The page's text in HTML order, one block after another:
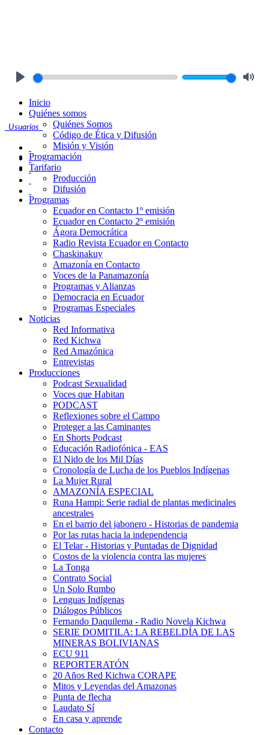
Usuarios
Inicio
Quiénes somos
Quiénes Somos
Código de Ética y Difusión
Misión y Visión
Programación
Tarifario
Producción
Difusión
Programas
Ecuador en Contacto 1º emisión
Ecuador en Contacto 2º emisión
Ágora Democrática
Radio Revista Ecuador en Contacto
Chaskinakuy
Amazonía en Contacto
Voces de la Panamazonía
Programas y Alianzas
Democracia en Ecuador
Programas Especiales
Noticias
Red Informativa
Red Kichwa
Red Amazónica
Entrevistas
Producciones
Podcast Sexualidad
Voces que Habitan
PODCAST
Reflexiones sobre el Campo
Proteger a las Caminantes
En Shorts Podcast
Educación Radiofónica - EAS
El Nido de los Mil Días
Cronología de Lucha de los Pueblos Indígenas
La Mujer Rural
AMAZONÍA ESPECIAL
Runa Hampi: Serie radial de plantas medicinales
ancestrales
En el barrio del jabonero - Historias de pandemia
Por las rutas hacia la independencia
El Telar - Historias y Puntadas de Dignidad
Costos de la violencia contra las mujeres
La Tonga
Contrato Social
Un Solo Rumbo
Lenguas Indígenas
Diálogos Públicos
Fernando Daquilema - Radio Novela Kichwa
SERIE DOMITILA: LA REBELDÍA DE LAS
MINERAS BOLIVIANAS
ECU 911
REPORTERATÓN
20 Años Red Kichwa CORAPE
Mitos y Leyendas del Amazonas
Punta de flecha
Laudato Sí
En casa y aprende
Contacto